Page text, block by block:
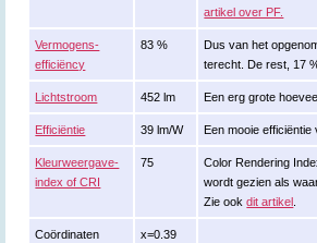
artikel over PF.
Vermogens-
efficiëncy
83 %
Dus van het
terecht. De rest, 17
Lichtstroom 452 lm Een erg grote
Efficiëntie 39 lm/W Een mooie
Kleurweergave-
index of CRI
75 Color Rendering
wordt gezien als
Zie ookdit artikel
Coördinaten
x=0.39